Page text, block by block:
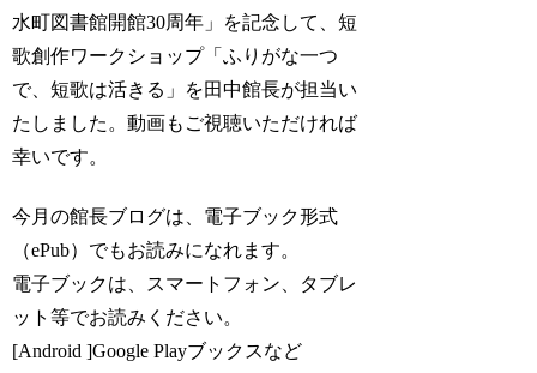
水町図書館開館30周年」を記念して、短
歌創作ワークショップ「ふりがな一つ
で、短歌は活きる」を田中館長が担当い
たしました。動画もご視聴いただければ
幸いです。
今月の館長ブログは、電子ブック形式
（ePub）でもお読みになれます。
電子ブックは、スマートフォン、タブレ
ット等でお読みください。
[Android ]Google Playブックスなど